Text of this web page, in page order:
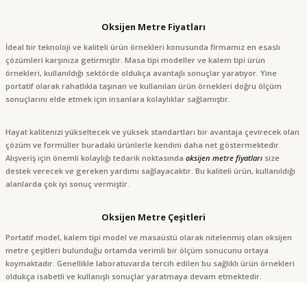
Oksijen Metre Fiyatları
İdeal bir teknoloji ve kaliteli ürün örnekleri konusunda firmamız en esaslı
çözümleri karşınıza getirmiştir. Masa tipi modeller ve kalem tipi ürün
örnekleri, kullanıldığı sektörde oldukça avantajlı sonuçlar yaratıyor. Yine
portatif olarak rahatlıkla taşınan ve kullanılan ürün örnekleri doğru ölçüm
sonuçlarını elde etmek için insanlara kolaylıklar sağlamıştır.
Hayat kalitenizi yükseltecek ve yüksek standartları bir avantaja çevirecek olan
çözüm ve formüller buradaki ürünlerle kendini daha net göstermektedir.
Alışveriş için önemli kolaylığı tedarik noktasında oksijen metre fiyatları size
destek verecek ve gereken yardımı sağlayacaktır. Bu kaliteli ürün, kullanıldığı
alanlarda çok iyi sonuç vermiştir.
Oksijen Metre Çeşitleri
Portatif model, kalem tipi model ve masaüstü olarak nitelenmiş olan oksijen
metre çeşitleri bulunduğu ortamda verimli bir ölçüm sonucunu ortaya
koymaktadır. Genellikle laboratuvarda tercih edilen bu sağlıklı ürün örnekleri
oldukça isabetli ve kullanışlı sonuçlar yaratmaya devam etmektedir.